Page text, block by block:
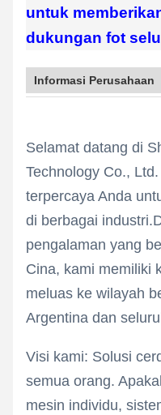
untuk
dukungan fot
Informasi Perusahaan
Selamat datang di
Technology Co.,
terpercaya Anda
di berbagai
pengalaman yang
Cina, kami memiliki
meluas ke wilayah
Argentina dan
Visi kami: Solusi
semua orang.
mesin individu,